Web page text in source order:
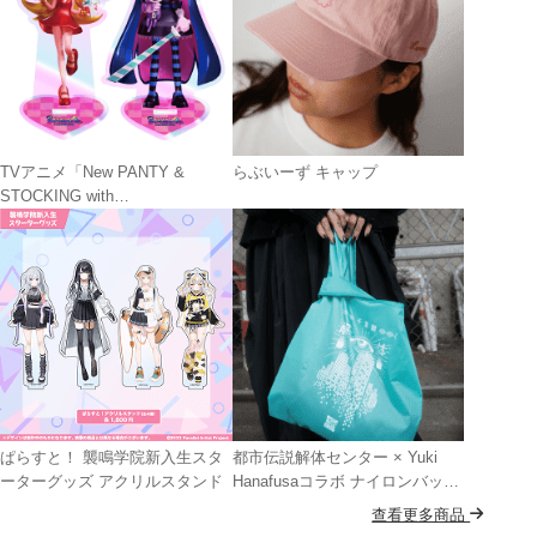
TVアニメ「New PANTY &
STOCKING with
GARTERBELT」 JEWELYC! オ
ーロラアクリルスタンド
らぶいーず キャップ
ぱらすと！ 襲鳴学院新入生スタ
ーターグッズ アクリルスタンド
都市伝説解体センター × Yuki
Hanafusaコラボ ナイロンバッグ
查看更多商品